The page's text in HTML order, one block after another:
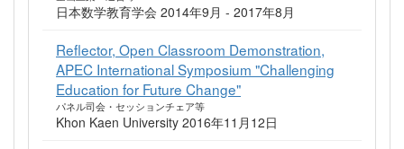
日本数学教育学会 2014年9月 - 2017年8月
Reflector, Open Classroom Demonstration,
APEC International Symposium "Challenging
Education for Future Change"
パネル司会・セッションチェア等
Khon Kaen University 2016年11月12日